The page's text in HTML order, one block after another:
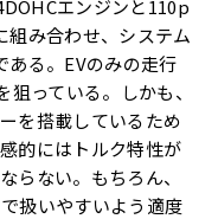
エンジンと110p
組み合わせ、システム
る。EVのみの走行
っている。しかも、
を搭載しているため
的にはトルク特性が
らない。もちろん、
扱いやすいよう適度